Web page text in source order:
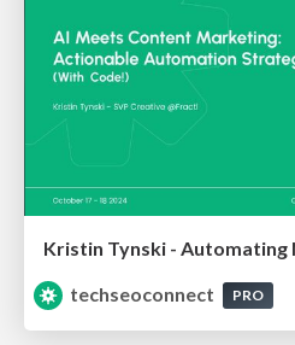
techseoconnect
PRO